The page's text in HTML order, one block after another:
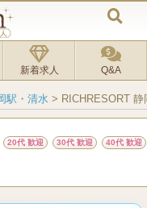
新着求人 Q&A
駅・清水 > RICHRESORT 静
20代 歓迎 30代 歓迎 40代 歓迎